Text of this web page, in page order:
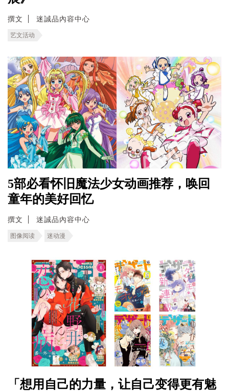
撰文 迷誠品內容中心
艺文活动
5部必看怀旧魔法少女动画推荐，唤回
童年的美好回忆
撰文 迷誠品內容中心
图像阅读 迷动漫
「想用自己的力量，让自己变得更有魅